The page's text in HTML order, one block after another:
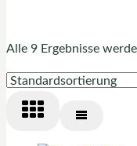
Alle 9 Ergebnisse